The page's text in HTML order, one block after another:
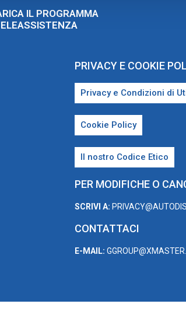
IL PROGRAMMA
PRIVACY E COOKIE
Privacy e Condizioni di
Cookie Policy
Il nostro Codice Etico
PER MODIFICHE O
SCRIVI A:
CONTATTACI
E-MAIL: